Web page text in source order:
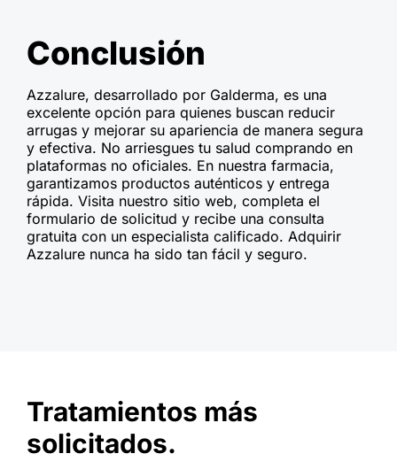
Conclusión
Azzalure, desarrollado por Galderma, es una
excelente opción para quienes buscan reducir
arrugas y mejorar su apariencia de manera segura
y efectiva. No arriesgues tu salud comprando en
plataformas no oficiales. En nuestra farmacia,
garantizamos productos auténticos y entrega
rápida. Visita nuestro sitio web, completa el
formulario de solicitud y recibe una consulta
gratuita con un especialista calificado. Adquirir
Azzalure nunca ha sido tan fácil y seguro.
Tratamientos más
solicitados.